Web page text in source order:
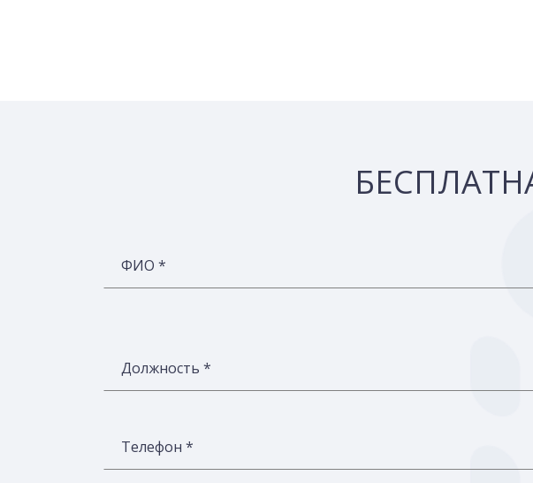
ФИО *
Должность *
Телефон *